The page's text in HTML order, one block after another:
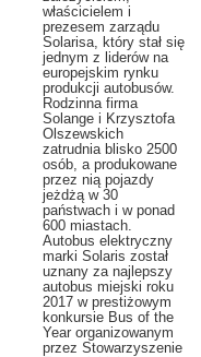
właścicielem i
prezesem zarządu
Solarisa, który stał się
jednym z liderów na
europejskim rynku
produkcji autobusów.
Rodzinna firma
Solange i Krzysztofa
Olszewskich
zatrudnia blisko 2500
osób, a produkowane
przez nią pojazdy
jeżdżą w 30
państwach i w ponad
600 miastach.
Autobus elektryczny
marki Solaris został
uznany za najlepszy
autobus miejski roku
2017 w prestiżowym
konkursie Bus of the
Year organizowanym
przez Stowarzyszenie